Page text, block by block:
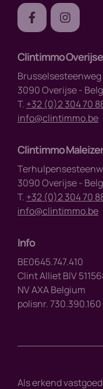
Clintimmo Overijse
Brusselsesteenweg
3090 Overijse -
T. +32 (0)2 304 70
info@clintimmo.be
Info
BE0645.747.410
Clint Alliet BIV
NV AXA Belgium
polisnr. 730.390.160
Clintimmo
3090 Overijse -
T. +32 (0)2 304 70
info@clintimmo.be
Als erkend